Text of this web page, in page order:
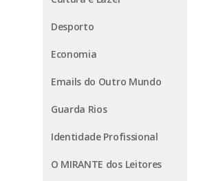
Desporto
Economia
Emails do Outro Mundo
Guarda Rios
Identidade Profissional
O MIRANTE dos Leitores